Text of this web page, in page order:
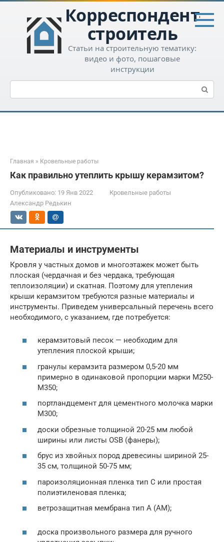
Перейти
контенту
Корреспондент-
строитель
Статьи на строительную тематику:
видео и фото, пошаговые
инструкции
Поиск:
Главная » Кровельные работы
Как правильно утеплить крышу керамзитом?
Опубликовано: 19 Янв 2022
Кровельные работы
Александр Редькин
Материалы и инструменты
Кровля у частных домов и многоэтажек может быть
плоская (чердачная и без чердака, требующая
теплоизоляции) и скатная. Поэтому для утепления
крыши керамзитом требуются разные материалы и
инструменты. Приведем универсальный перечень всего
необходимого, с указанием, где потребуется:
керамзитовый песок — необходим для
утепления плоской крыши;
гранулы керамзита размером 0,5-20 мм
примерно в одинаковой пропорции марки М250-
М350;
портландцемент для цементного молочка марки
М300;
доски обрезные толщиной 20-25 мм любой
ширины или листы OSB (фанеры);
брус из хвойных пород древесины шириной 25-
35 см, толщиной 50-75 мм;
пароизоляционная пленка тип С или простая
полиэтиленовая пленка;
ветрозащитная мембрана тип А (АМ);
доска произвольного размера для ручного